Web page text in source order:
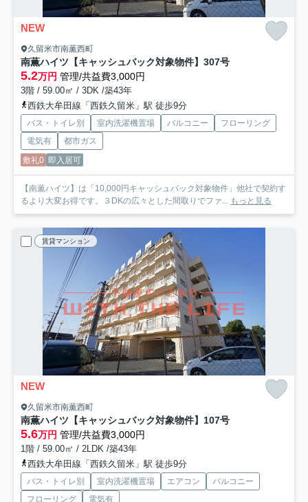
NEW
久留米市南薫西町
南薫ハイツ【キャッシュバック対象物件】 307号
5.2万円 管理/共益費3,000円
3階 / 59.00㎡ / 3DK /築43年
西鉄大牟田線「西鉄久留米」駅 徒歩9分
バス・トイレ別 室内洗濯機置場 バルコニー
フローリング
電気有
都市ガス
敷礼0 即入居可
【南薫ハイツ】は「10,000円キャッシュバック対象物件」他社で契約す
るより大変お得です。３DKの広々とした間取りでファ... もっと見る
賃貸マンション
NEW
久留米市南薫西町
南薫ハイツ【キャッシュバック対象物件】 107号
5.6万円 管理/共益費3,000円
1階 / 59.00㎡ / 2LDK /築43年
西鉄大牟田線「西鉄久留米」駅 徒歩9分
バス・トイレ別 室内洗濯機置場 エアコン
バルコニー
フローリング
電気有